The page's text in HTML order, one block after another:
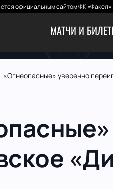
официальным сайтом ФК
МАТЧИ И
«Огнеопасные» уверенно